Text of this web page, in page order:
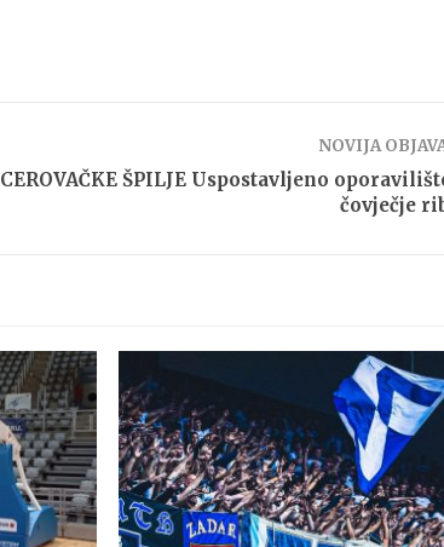
NOVIJA
CEROVAČKE ŠPILJE Uspostavljeno
čovječje